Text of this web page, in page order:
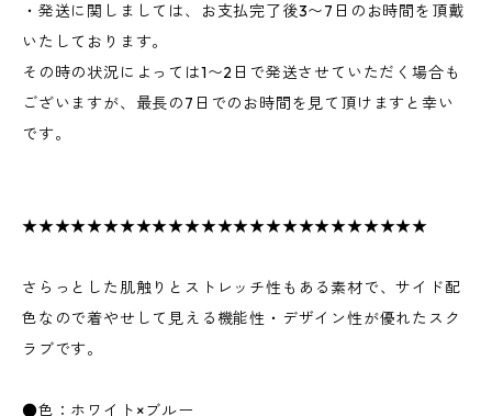
・発送に関しましては、お支払完了後3〜7日のお時間を頂戴
いたしております。
その時の状況によっては1〜2日で発送させていただく場合も
ございますが、最長の7日でのお時間を見て頂けますと幸い
です。
★★★★★★★★★★★★★★★★★★★★★★★★★
さらっとした肌触りとストレッチ性もある素材で、サイド配
色なので着やせして見える機能性・デザイン性が優れたスク
ラブです。
●色：ホワイト×ブルー